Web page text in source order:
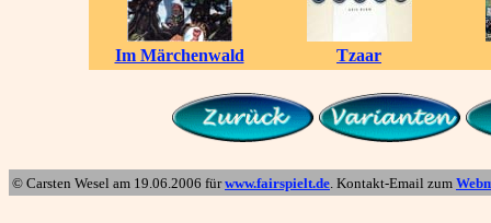
Im Märchenwald Tzaar
© Carsten Wesel am 19.06.2006 fürwww.fairspielt.de. Kontakt-Email zum